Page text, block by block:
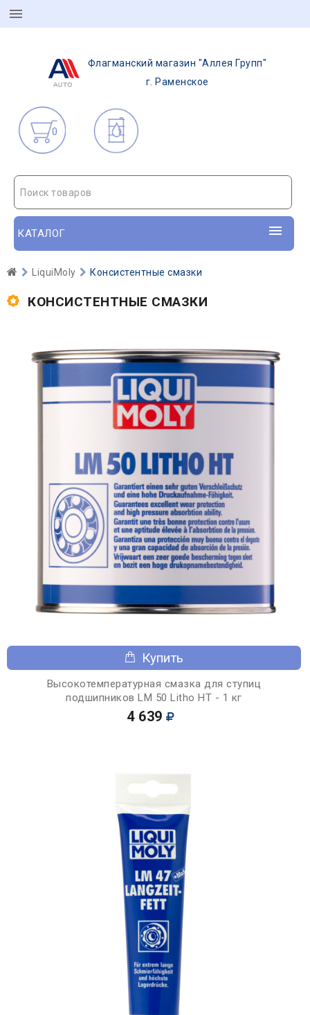
Флагманский магазин "Аллея Групп"
г. Раменское
0
Поиск товаров
КАТАЛОГ
LiquiMoly Консистентные смазки
КОНСИСТЕНТНЫЕ СМАЗКИ
Купить
Высокотемпературная смазка для ступиц
подшипников LM 50 Litho HT - 1 кг
4 639